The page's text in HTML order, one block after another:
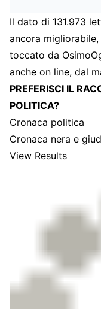
Il dato di 131.973
ancora
toccato da
anche on line, dal
PREFERISCI IL
POLITICA?
Cronaca politica
Cronaca nera e
View Results